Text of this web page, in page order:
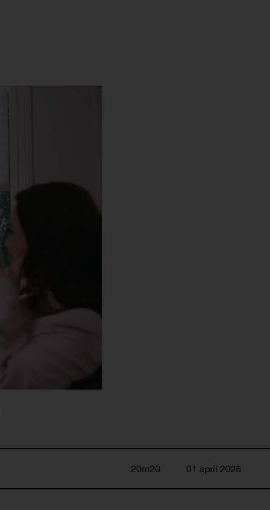
20m20 01 april 2026